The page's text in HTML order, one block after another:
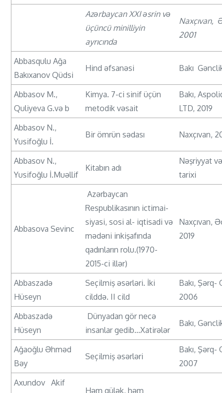
Azərbaycan XXI əsrin və
üçüncü minilliyin
ayrıcında
Naxçıvan,
2001
Abbasqulu Ağa
Bakıxanov Qüdsi
Hind əfsanəsi Bakı
Abbasov M.,
Quliyeva G.və b
Kimya. 7-ci sinif üçün
metodik vəsait
Bakı,
LTD, 2019
Abbasov N.,
Yusifoğlu İ.
Bir ömrün sədası Naxçıvan,
Abbasov N.,
Yusifoğlu İ.Muəllif
Kitabın adı
Nəşriyyat
tarixi
Abbasova Sevinc
Azərbaycan
Respublikasının ictimai-
siyasi, sosi al- iqtisadi və
mədəni inkişafında
qadınların rolu.(1970-
2015-ci illər)
Naxçıvan,
2019
Abbaszadə
Hüseyn
Seçilmiş əsərləri. İki
cilddə. II cild
Bakı, Şərq-
2006
Abbaszadə
Hüseyn
Dünyadan gör necə
insanlar gedib…Xatirələr
Bakı,
Ağaoğlu Əhməd
Bəy
Seçilmiş əsərləri
Bakı, Şərq-
2007
Axundov Akif
Həm gülək, həm